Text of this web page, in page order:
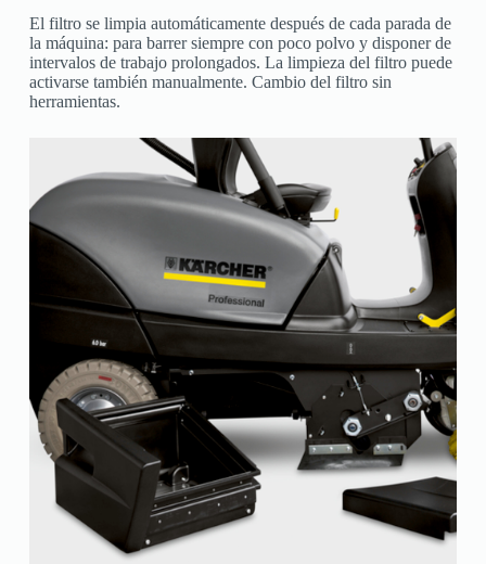
El filtro se limpia automáticamente después de cada parada de
la máquina: para barrer siempre con poco polvo y disponer de
intervalos de trabajo prolongados. La limpieza del filtro puede
activarse también manualmente. Cambio del filtro sin
herramientas.